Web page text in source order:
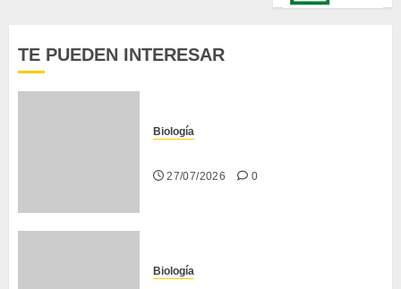
TE PUEDEN INTERESAR
Biología
27/07/2026 0
Biología